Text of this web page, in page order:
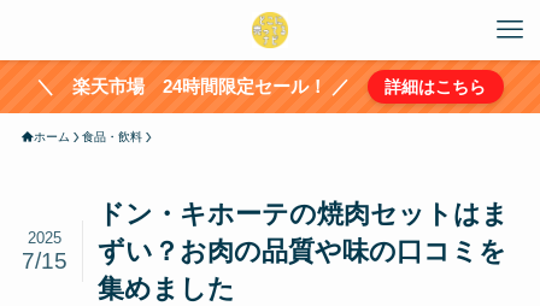
＼ 楽天市場 24時間限定セール！ ／ 詳細はこちら
ホーム 食品・飲料
ドン・キホーテの焼肉セットはま
ずい？お肉の品質や味の口コミを
集めました
2025
7/15